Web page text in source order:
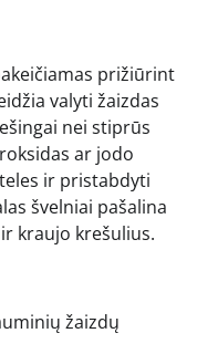
prižiūrint
valyti žaizdas
nei stiprūs
ar jodo
ir pristabdyti
švelniai pašalina
kraujo krešulius.
žaizdų